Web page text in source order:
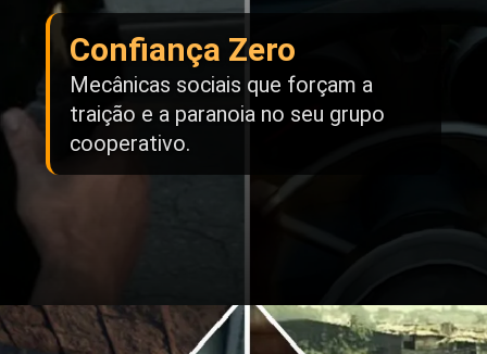
Confiança Zero
Mecânicas sociais que forçam a
traição e a paranoia no seu grupo
cooperativo.